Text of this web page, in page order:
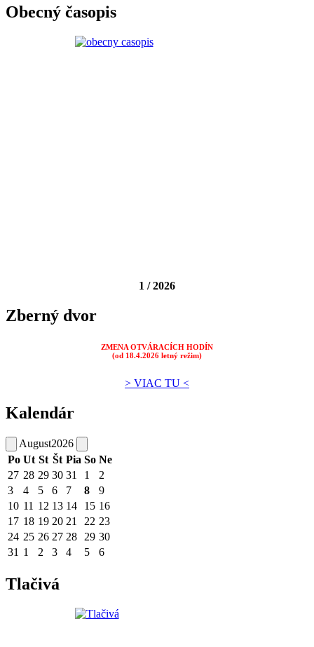
Obecný časopis
1 / 2026
Zberný dvor
ZMENA OTVÁRACÍCH HODÍN
(od 18.4.2026 letný režim)
> VIAC TU <
Kalendár
August2026
Po Ut St Št Pia So Ne
27 28 29 30 31 1
2
3
4 5 6 7 8
9
10 11 12 13 14 15 16
17 18 19 20 21 22 23
24 25 26 27 28 29 30
31 1 2 3 4 5 6
Tlačivá